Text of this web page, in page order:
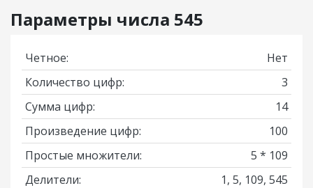
Параметры числа 545
Четное:
Нет
Количество цифр:
3
Сумма цифр:
14
Произведение цифр:
100
Простые множители:
5 * 109
Делители:
1, 5, 109, 545